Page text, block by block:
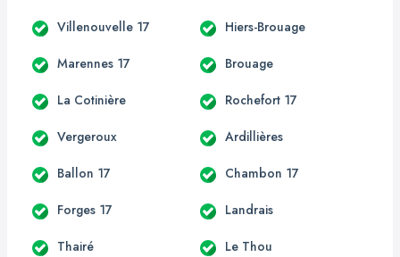
Villenouvelle 17 Hiers-Brouage
Marennes 17 Brouage
La Cotinière Rochefort 17
Vergeroux Ardillières
Ballon 17 Chambon 17
Forges 17 Landrais
Thairé Le Thou